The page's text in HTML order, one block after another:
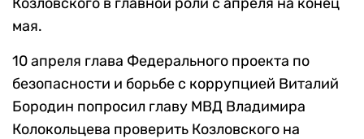
мая.
10 апреля глава Федерального проекта по
безопасности и борьбе с коррупцией Виталий
Бородин попросил главу МВД Владимира
Колокольцева проверить Козловского на